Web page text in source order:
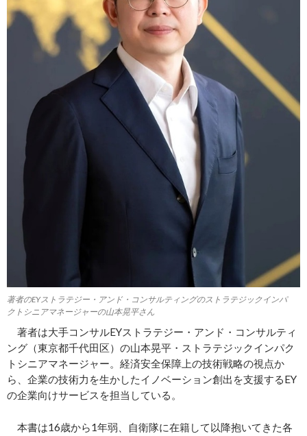
著者のEYストラテジー・アンド・コンサルティングのストラテジックインパ
クトシニアマネージャーの山本晃平さん
著者は大手コンサルEYストラテジー・アンド・コンサルティ
ング（東京都千代田区）の山本晃平・ストラテジックインパク
トシニアマネージャー。経済安全保障上の技術戦略の視点か
ら、企業の技術力を生かしたイノベーション創出を支援するEY
の企業向けサービスを担当している。
本書は16歳から1年弱、自衛隊に在籍して以降抱いてきた各